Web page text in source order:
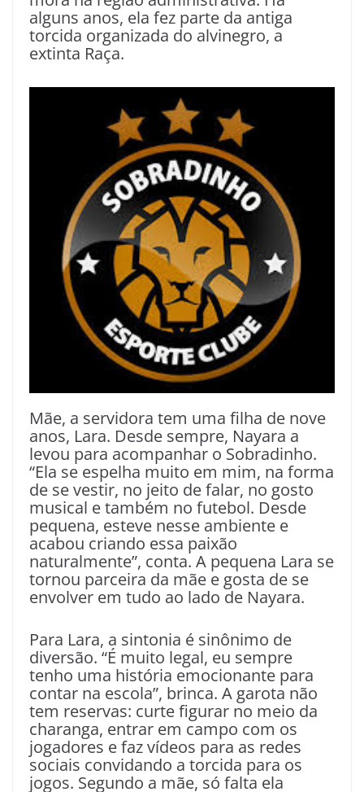
alguns anos, ela fez parte da antiga
torcida organizada do alvinegro, a
extinta Raça.
Mãe, a servidora tem uma filha de nove
anos, Lara. Desde sempre, Nayara a
levou para acompanhar o Sobradinho.
“Ela se espelha muito em mim, na forma
de se vestir, no jeito de falar, no gosto
musical e também no futebol. Desde
pequena, esteve nesse ambiente e
acabou criando essa paixão
naturalmente”, conta. A pequena Lara se
tornou parceira da mãe e gosta de se
envolver em tudo ao lado de Nayara.
Para Lara, a sintonia é sinônimo de
diversão. “É muito legal, eu sempre
tenho uma história emocionante para
contar na escola”, brinca. A garota não
tem reservas: curte figurar no meio da
charanga, entrar em campo com os
jogadores e faz vídeos para as redes
sociais convidando a torcida para os
jogos. Segundo a mãe, só falta ela